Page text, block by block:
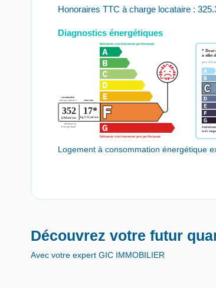
Honoraires TTC à charge locataire :
Diagnostics énergétiques
Logement à consommation énergétique
Découvrez votre futur
Avec votre expert GIC IMMOBILIER